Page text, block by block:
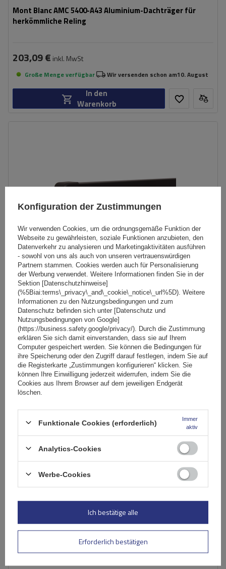
Mont Blanc AMC 5400-A43 Aluminium-Dachträger für
herkömmliche Reling
203,09 € inkl. MwSt
Große Menge verfügbar Wir versenden schon am10. August
In den
Warenkorb
Mont Blanc AMC 5400 Stahldachträger für herkömmliche
Reling
165,49 €inkl. MwSt
Große Menge verfügbar Wir versenden schon am10. August
In den
Warenkorb
Konfiguration der Zustimmungen
Wir verwenden Cookies, um die ordnungsgemäße Funktion der
Webseite zu gewährleisten, soziale Funktionen anzubieten, den
Datenverkehr zu analysieren und Marketingaktivitäten ausführen
- sowohl von uns als auch von unseren vertrauenswürdigen
Partnern stammen. Cookies werden auch für Personalisierung
der Werbung verwendet. Weitere Informationen finden Sie in der
Sektion [Datenschutzhinweise]
(%5Biai:terms\_privacy\_and\_cookie\_notice\_url%5D). Weitere
Informationen zu den Nutzungsbedingungen und zum
Datenschutz befinden sich unter [Datenschutz und
Nutzungsbedingungen von Google]
(https://business.safety.google/privacy/). Durch die Zustimmung
erklären Sie sich damit einverstanden, dass sie auf Ihrem
Computer gespeichert werden. Sie können die Bedingungen für
ihre Speicherung oder den Zugriff darauf festlegen, indem Sie auf
die Registerkarte „Zustimmungen konfigurieren“ klicken. Sie
können Ihre Einwilligung jederzeit widerrufen, indem Sie die
Cookies aus Ihrem Browser auf dem jeweiligen Endgerät
löschen.
Funktionale Cookies (erforderlich)
Immer
aktiv
Analytics-Cookies
Werbe-Cookies
Erforderlich bestätigen
Ich bestätige alle